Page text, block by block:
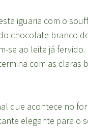
iguaria com o
chocolate branco
se ao leite já
com as claras
que acontece no
elegante para o